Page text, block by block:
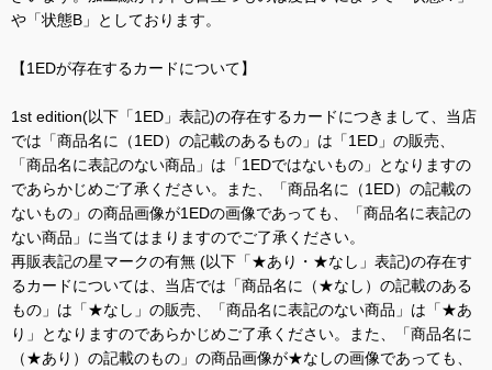
や「状態B」としております。
【1EDが存在するカードについて】
1st edition(以下「1ED」表記)の存在するカードにつきまして、当店
では「商品名に（1ED）の記載のあるもの」は「1ED」の販売、
「商品名に表記のない商品」は「1EDではないもの」となりますの
であらかじめご了承ください。また、「商品名に（1ED）の記載の
ないもの」の商品画像が1EDの画像であっても、「商品名に表記の
ない商品」に当てはまりますのでご了承ください。
再販表記の星マークの有無 (以下「★あり・★なし」表記)の存在す
るカードについては、当店では「商品名に（★なし）の記載のある
もの」は「★なし」の販売、「商品名に表記のない商品」は「★あ
り」となりますのであらかじめご了承ください。また、「商品名に
（★あり）の記載のもの」の商品画像が★なしの画像であっても、